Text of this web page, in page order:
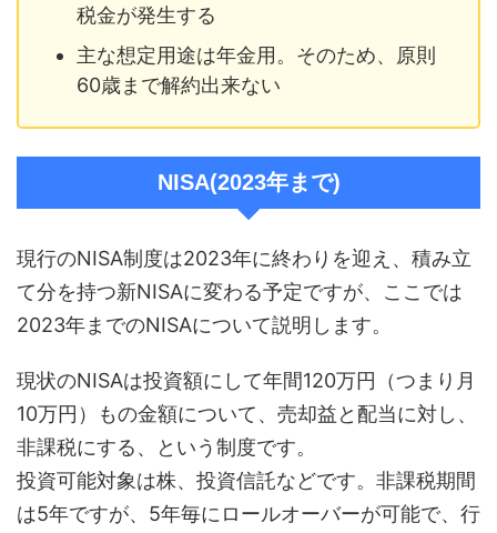
税金が発生する
主な想定用途は年金用。そのため、原則
60歳まで解約出来ない
NISA(2023年まで)
現行のNISA制度は2023年に終わりを迎え、積み立
て分を持つ新NISAに変わる予定ですが、ここでは
2023年までのNISAについて説明します。
現状のNISAは投資額にして年間120万円（つまり月
10万円）もの金額について、売却益と配当に対し、
非課税にする、という制度です。
投資可能対象は株、投資信託などです。非課税期間
は5年ですが、5年毎にロールオーバーが可能で、行